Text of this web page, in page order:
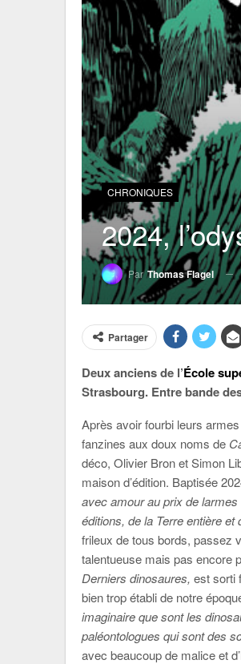
CHRONIQUES
2024,
ParThomas Flagel
Partager
Deux anciens de l’École
Strasbourg. Entre bande
Après avoir fourbi leurs
fanzines aux doux noms de
déco, Olivier Bron et Simon
maison d’édition. Baptisée
avec amour au prix de
éditions, de la Terre entière
frileux de tous bords, passez
talentueuse mais pas encore
Derniers dinosaures, est sorti
bien trop établi de notre
imaginaire que sont les
paléontologues qui sont des
avec beaucoup de malice et